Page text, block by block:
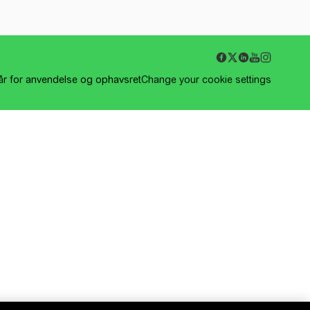
for anvendelse og ophavsretChange your cookie settings